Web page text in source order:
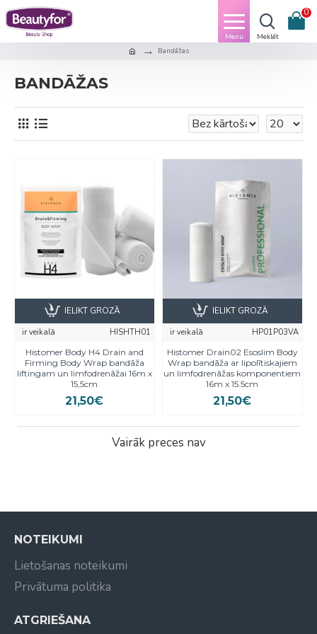
0
Bandāžas
BANDĀŽAS
ir veikalā
HISHTH01
Histomer Body H4 Drain and
Firming Body Wrap bandāža
liftingam un limfodrenāžai 16m x
15,5cm
21,50€
IELIKT GROZĀ
ir veikalā
HP01P03VA
Histomer Drain02 Esoslim Body
Wrap bandāža ar lipolītiskajiem
un limfodrenāžas komponentiem
16m x 15.5cm
21,50€
IELIKT GROZĀ
Vairāk preces nav
NOTEIKUMI
Lietošanas noteikumi
Privātuma politika
ATGRIEŠANA